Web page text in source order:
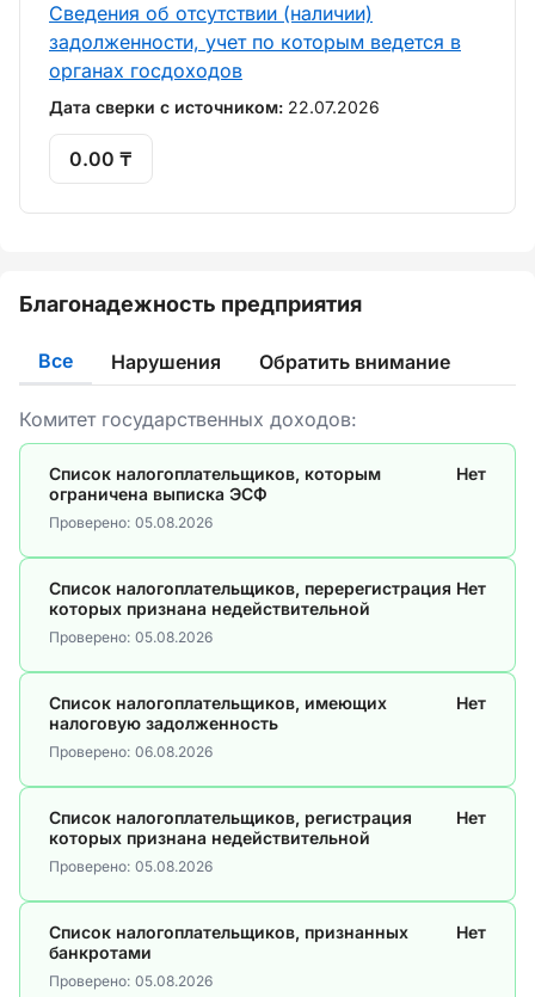
Сведения об отсутствии (наличии)
задолженности, учет по которым ведется в
органах госдоходов
Дата сверки с источником: 22.07.2026
0.00 ₸
Благонадежность предприятия
Все Нарушения Обратить внимание
Комитет государственных доходов:
Список налогоплательщиков, которым
ограничена выписка ЭСФ
Нет
Проверено: 05.08.2026
Список налогоплательщиков, перерегистрация
которых признана недействительной
Нет
Проверено: 05.08.2026
Список налогоплательщиков, имеющих
налоговую задолженность
Нет
Проверено: 06.08.2026
Список налогоплательщиков, регистрация
которых признана недействительной
Нет
Проверено: 05.08.2026
Список налогоплательщиков, признанных
банкротами
Нет
Проверено: 05.08.2026